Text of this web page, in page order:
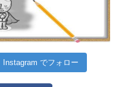
Instagram でフォロー